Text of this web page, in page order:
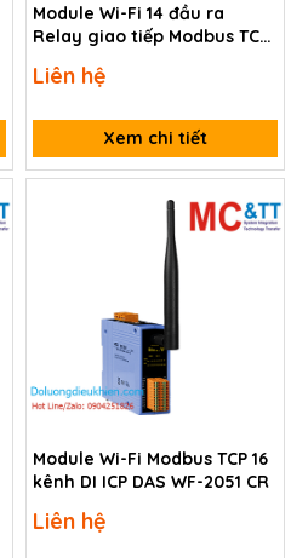
Module Wi-Fi 14 đầu ra
Relay giao tiếp Modbus TCP
Liên hệ
Xem chi tiết
Module Wi-Fi Modbus TCP 16
kênh DI ICP DAS WF-2051 CR
Liên hệ